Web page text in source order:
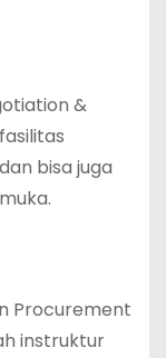
&
bisa juga
Procurement
instruktur